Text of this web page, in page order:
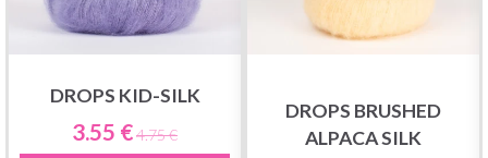
DROPS KID-SILK
3.55 €4.75 €
DROPS BRUSHED
ALPACA SILK